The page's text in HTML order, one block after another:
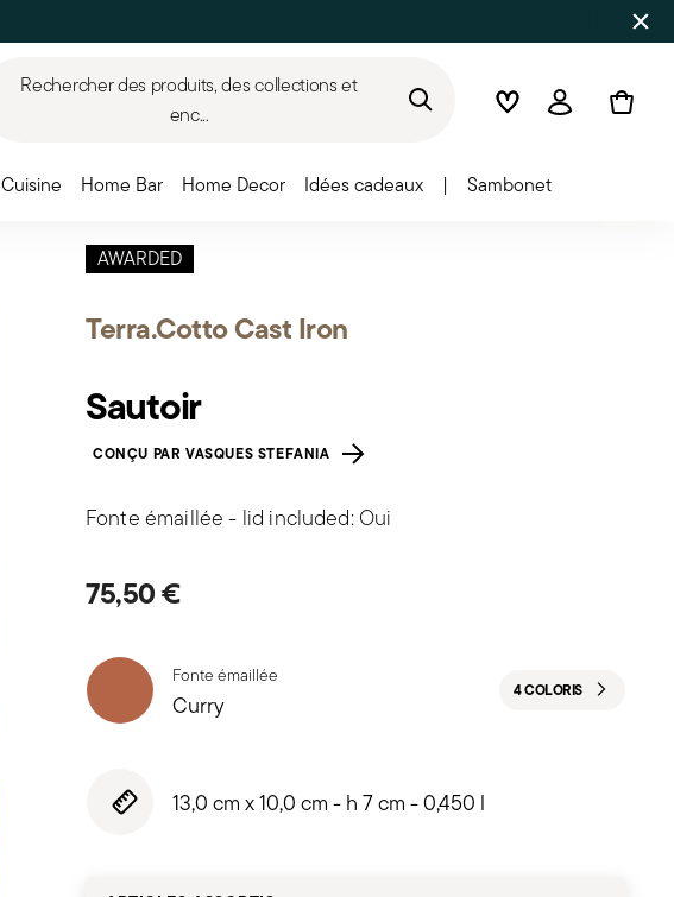
Rechercher des produits, des collections et
enc...
WishlistConnexion
Cuisine Home Bar Home Decor Idées cadeaux | Sambonet
AWARDED
Terra.Cotto Cast Iron
Sautoir
CONÇU PAR VASQUES STEFANIA
Fonte émaillée - lid included: Oui
75,50 €
Fonte émaillée
Curry 4 COLORIS
13,0 cm x 10,0 cm - h 7 cm - 0,450 l